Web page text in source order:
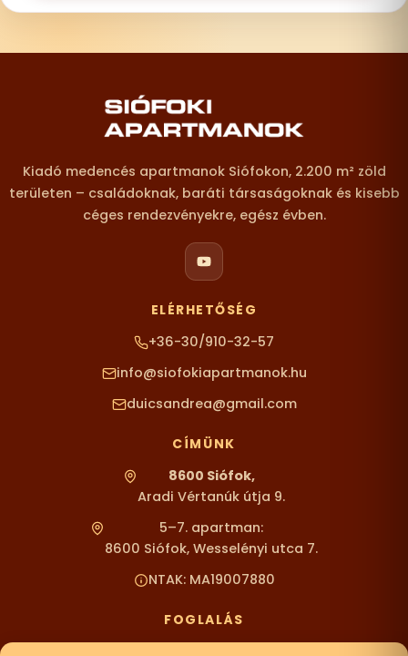
Lábléc – elérhetőségek
Kiadó medencés apartmanok Siófokon, 2.200 m² zöld
területen – családoknak, baráti társaságoknak és kisebb
céges rendezvényekre, egész évben.
ELÉRHETŐSÉG
+36-30/910-32-57
info@siofokiapartmanok.hu
duicsandrea@gmail.com
CÍMÜNK
8600 Siófok,
Aradi Vértanúk útja 9.
5–7. apartman:
8600 Siófok, Wesselényi utca 7.
NTAK: MA19007880
FOGLALÁS